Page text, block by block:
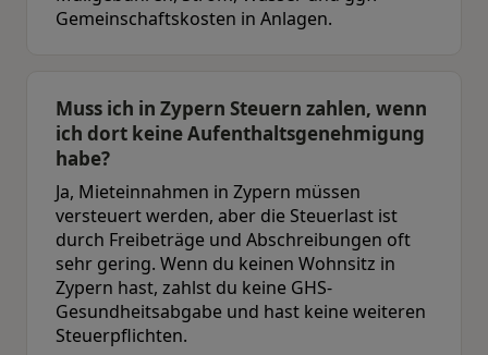
Gemeinschaftskosten in Anlagen.
Muss ich in Zypern Steuern zahlen, wenn
ich dort keine Aufenthaltsgenehmigung
habe?
Ja, Mieteinnahmen in Zypern müssen
versteuert werden, aber die Steuerlast ist
durch Freibeträge und Abschreibungen oft
sehr gering. Wenn du keinen Wohnsitz in
Zypern hast, zahlst du keine GHS-
Gesundheitsabgabe und hast keine weiteren
Steuerpflichten.